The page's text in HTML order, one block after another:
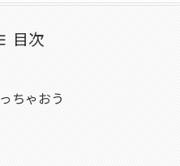
目次
ちゃおう